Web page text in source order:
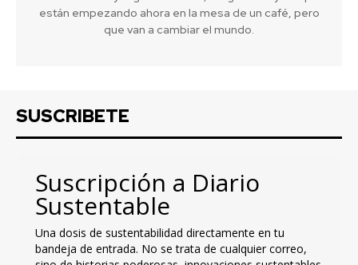
están empezando ahora en la mesa de un café, pero
que van a cambiar el mundo.
SUSCRIBETE
Suscripción a Diario
Sustentable
Una dosis de sustentabilidad directamente en tu
bandeja de entrada. No se trata de cualquier correo,